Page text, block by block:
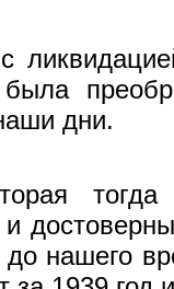
дни.
и
нашего